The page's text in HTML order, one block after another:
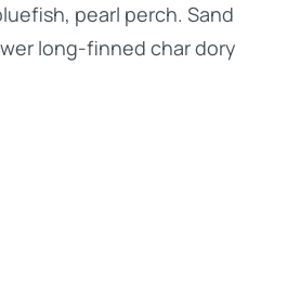
pearl perch. Sand
long-finned char dory